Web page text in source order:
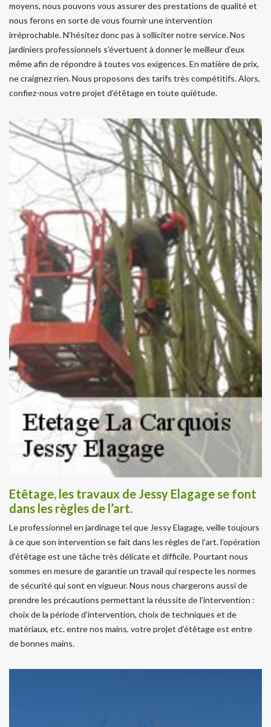
moyens, nous pouvons vous assurer des prestations de qualité et
nous ferons en sorte de vous fournir une intervention
irréprochable. N’hésitez donc pas à solliciter notre service. Nos
jardiniers professionnels s’évertuent à donner le meilleur d’eux
même afin de répondre à toutes vos exigences. En matière de prix,
ne craignez rien. Nous proposons des tarifs très compétitifs. Alors,
confiez-nous votre projet d’étêtage en toute quiétude.
Etêtage, les travaux de Jessy Elagage se font
dans les règles de l’art.
Le professionnel en jardinage tel que Jessy Elagage, veille toujours
à ce que son intervention se fait dans les règles de l’art. l’opération
d’étêtage est une tâche très délicate et difficile. Pourtant nous
sommes en mesure de garantie un travail qui respecte les normes
de sécurité qui sont en vigueur. Nous nous chargerons aussi de
prendre les précautions permettant la réussite de l’intervention :
choix de la période d’intervention, choix de techniques et de
matériaux, etc. entre nos mains, votre projet d’étêtage est entre
de bonnes mains.